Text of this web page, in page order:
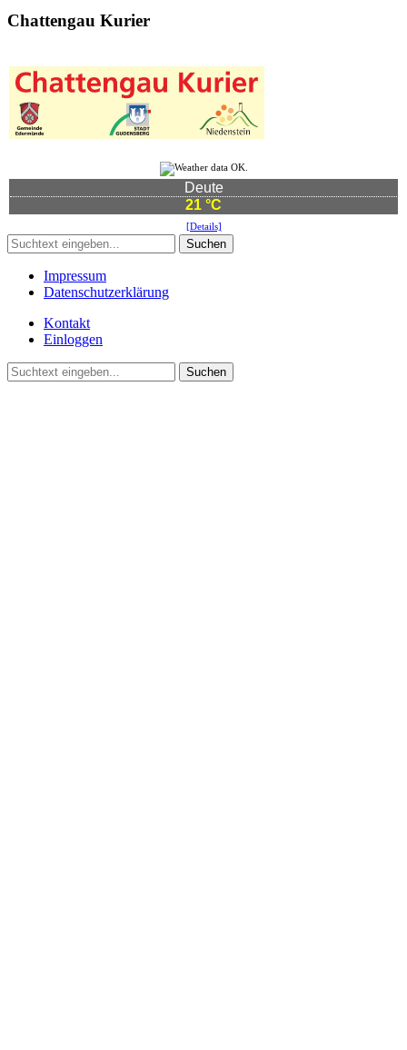
Chattengau Kurier
Deute
21 °C
[Details]
Suchen
Impressum
Datenschutzerklärung
Kontakt
Einloggen
Suchen